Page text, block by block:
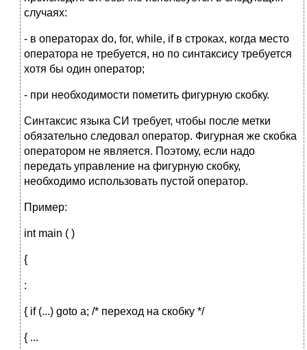
случаях:
- в операторах do, for, while, if в строках, когда место
оператора не требуется, но по синтаксису требуется
хотя бы один оператор;
- при необходимости пометить фигурную скобку.
Синтаксис языка СИ требует, чтобы после метки
обязательно следовал оператор. Фигурная же скобка
оператором не является. Поэтому, если надо
передать управление на фигурную скобку,
необходимо использовать пустой оператор.
Пример:
int main ( )
{
:
{ if (...) goto a; /* переход на скобку */
{ ...